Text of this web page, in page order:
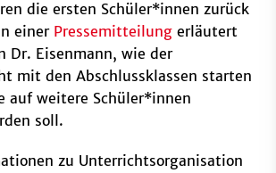
die ersten Schüler*innen zurück
einer Pressemitteilung erläutert
Dr. Eisenmann, wie der
mit den Abschlussklassen starten
auf weitere Schüler*innen
soll.
zu Unterrichtsorganisation